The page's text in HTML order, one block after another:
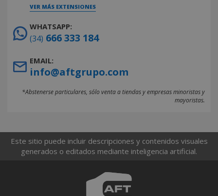
VER MÁS EXTENSIONES
WHATSAPP:
(34) 666 333 184
EMAIL:
info@aftgrupo.com
*Abstenerse particulares, sólo venta a tiendas y empresas minoristas y
mayoristas.
Este sitio puede incluir descripciones y contenidos visuales
generados o editados mediante inteligencia artificial.